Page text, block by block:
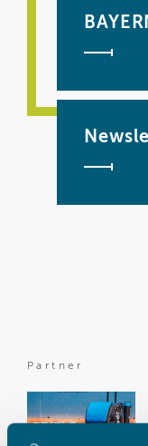
Partner